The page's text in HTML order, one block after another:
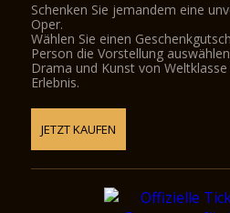
Schenken Sie jemandem eine
Oper.
Wählen Sie einen
Person die Vorstellung
Drama und Kunst von
Erlebnis.
JETZT KAUFEN